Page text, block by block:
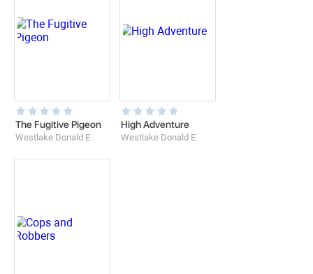
The Fugitive Pigeon
Westlake Donald E.
High Adventure
Westlake Donald E.